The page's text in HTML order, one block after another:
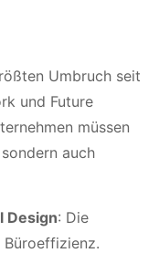
Umbruch seit
und Future
müssen
auch
Design: Die
Büroeffizienz.